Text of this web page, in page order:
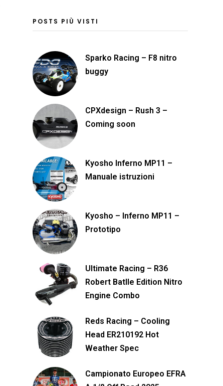
POSTS PIÙ VISTI
Sparko Racing – F8 nitro
buggy
CPXdesign – Rush 3 –
Coming soon
Kyosho Inferno MP11 –
Manuale istruzioni
Kyosho – Inferno MP11 –
Prototipo
Ultimate Racing – R36
Robert Batlle Edition Nitro
Engine Combo
Reds Racing – Cooling
Head ER210192 Hot
Weather Spec
Campionato Europeo EFRA